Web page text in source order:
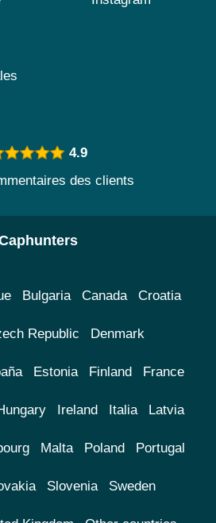
4.9
des clients
Bulgaria Canada Croatia
Republic Denmark
Estonia Finland France
Ireland Italia Latvia
Malta Poland Portugal
Slovenia Sweden